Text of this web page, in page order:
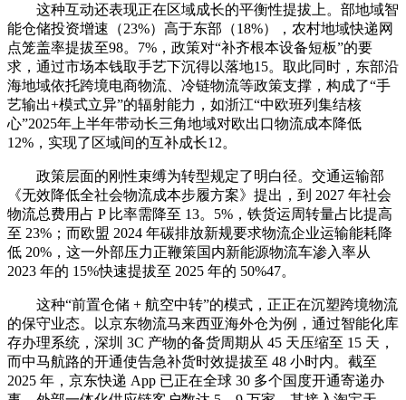
这种互动还表现正在区域成长的平衡性提拔上。部地域智
能仓储投资增速（23%）高于东部（18%），农村地域快递网
点笼盖率提拔至98。7%，政策对“补齐根本设备短板”的要
求，通过市场本钱取手艺下沉得以落地15。取此同时，东部沿
海地域依托跨境电商物流、冷链物流等政策支撑，构成了“手
艺输出+模式立异”的辐射能力，如浙江“中欧班列集结核
心”2025年上半年带动长三角地域对欧出口物流成本降低
12%，实现了区域间的互补成长12。
政策层面的刚性束缚为转型规定了明白径。交通运输部
《无效降低全社会物流成本步履方案》提出，到 2027 年社会
物流总费用占 P 比率需降至 13。5%，铁货运周转量占比提高
至 23%；而欧盟 2024 年碳排放新规要求物流企业运输能耗降
低 20%，这一外部压力正鞭策国内新能源物流车渗入率从
2023 年的 15%快速提拔至 2025 年的 50%47。
这种“前置仓储 + 航空中转”的模式，正正在沉塑跨境物流
的保守业态。以京东物流马来西亚海外仓为例，通过智能化库
存办理系统，深圳 3C 产物的备货周期从 45 天压缩至 15 天，
而中马航路的开通使告急补货时效提拔至 48 小时内。截至
2025 年，京东快递 App 已正在全球 30 多个国度开通寄递办